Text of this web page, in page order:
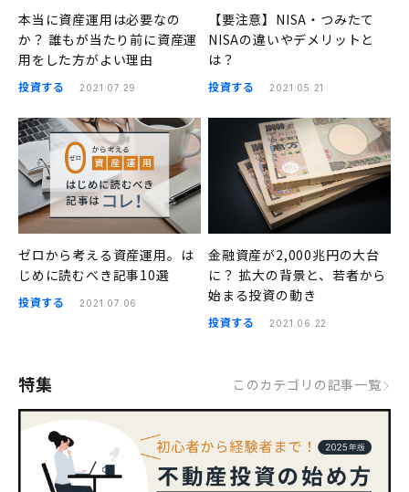
本当に資産運用は必要なの
か？ 誰もが当たり前に資産運
用をした方がよい理由
投資する 2021.07.29
【要注意】NISA・つみたて
NISAの違いやデメリットと
は？
投資する 2021.05.21
ゼロから考える資産運用。は
じめに読むべき記事10選
投資する 2021.07.06
金融資産が2,000兆円の大台
に？ 拡大の背景と、若者から
始まる投資の動き
投資する 2021.06.22
特集 このカテゴリの記事一覧